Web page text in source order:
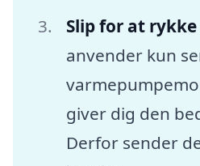
Slip for at
anvender kun
giver dig den
Derfor sender